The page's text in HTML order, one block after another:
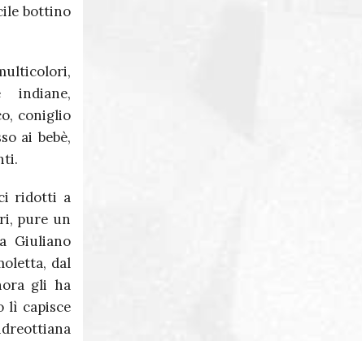
bottino
indiane,
coniglio
ai bebè,
ridotti a
pure un
Giuliano
dal
gli ha
lì capisce